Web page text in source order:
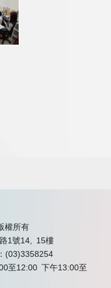
權所有
1號14, 15樓
(03)3358254
至12:00 下午13:00至